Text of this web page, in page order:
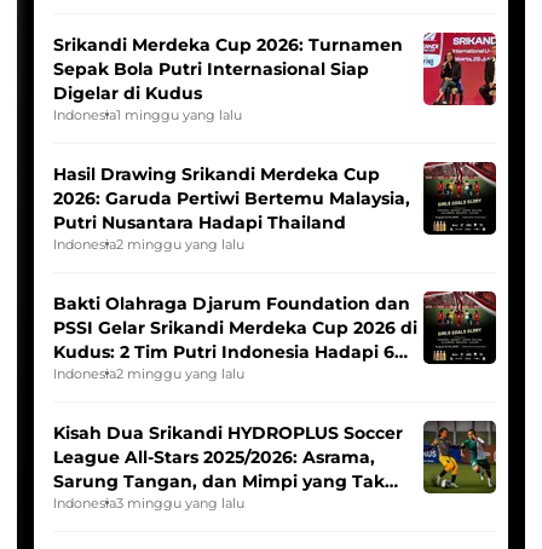
Srikandi Merdeka Cup 2026: Turnamen
Sepak Bola Putri Internasional Siap
Digelar di Kudus
Indonesia1 minggu yang lalu
Hasil Drawing Srikandi Merdeka Cup
2026: Garuda Pertiwi Bertemu Malaysia,
Putri Nusantara Hadapi Thailand
Indonesia2 minggu yang lalu
Bakti Olahraga Djarum Foundation dan
PSSI Gelar Srikandi Merdeka Cup 2026 di
Kudus: 2 Tim Putri Indonesia Hadapi 6
Tim Asia
Indonesia2 minggu yang lalu
Kisah Dua Srikandi HYDROPLUS Soccer
League All-Stars 2025/2026: Asrama,
Sarung Tangan, dan Mimpi yang Tak
Pernah Padam
Indonesia3 minggu yang lalu